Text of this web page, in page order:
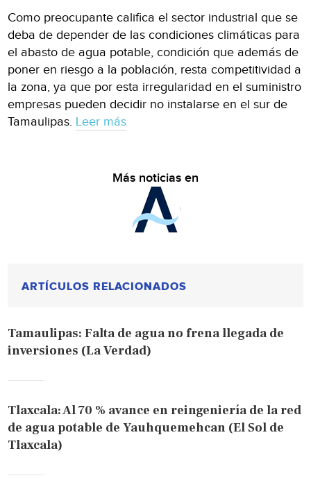
Como preocupante califica el sector industrial que se
deba de depender de las condiciones climáticas para
el abasto de agua potable, condición que además de
poner en riesgo a la población, resta competitividad a
la zona, ya que por esta irregularidad en el suministro
empresas pueden decidir no instalarse en el sur de
Tamaulipas. Leer más
Más noticias en
ARTÍCULOS RELACIONADOS
Tamaulipas: Falta de agua no frena llegada de
inversiones (La Verdad)
Tlaxcala: Al 70 % avance en reingeniería de la red
de agua potable de Yauhquemehcan (El Sol de
Tlaxcala)